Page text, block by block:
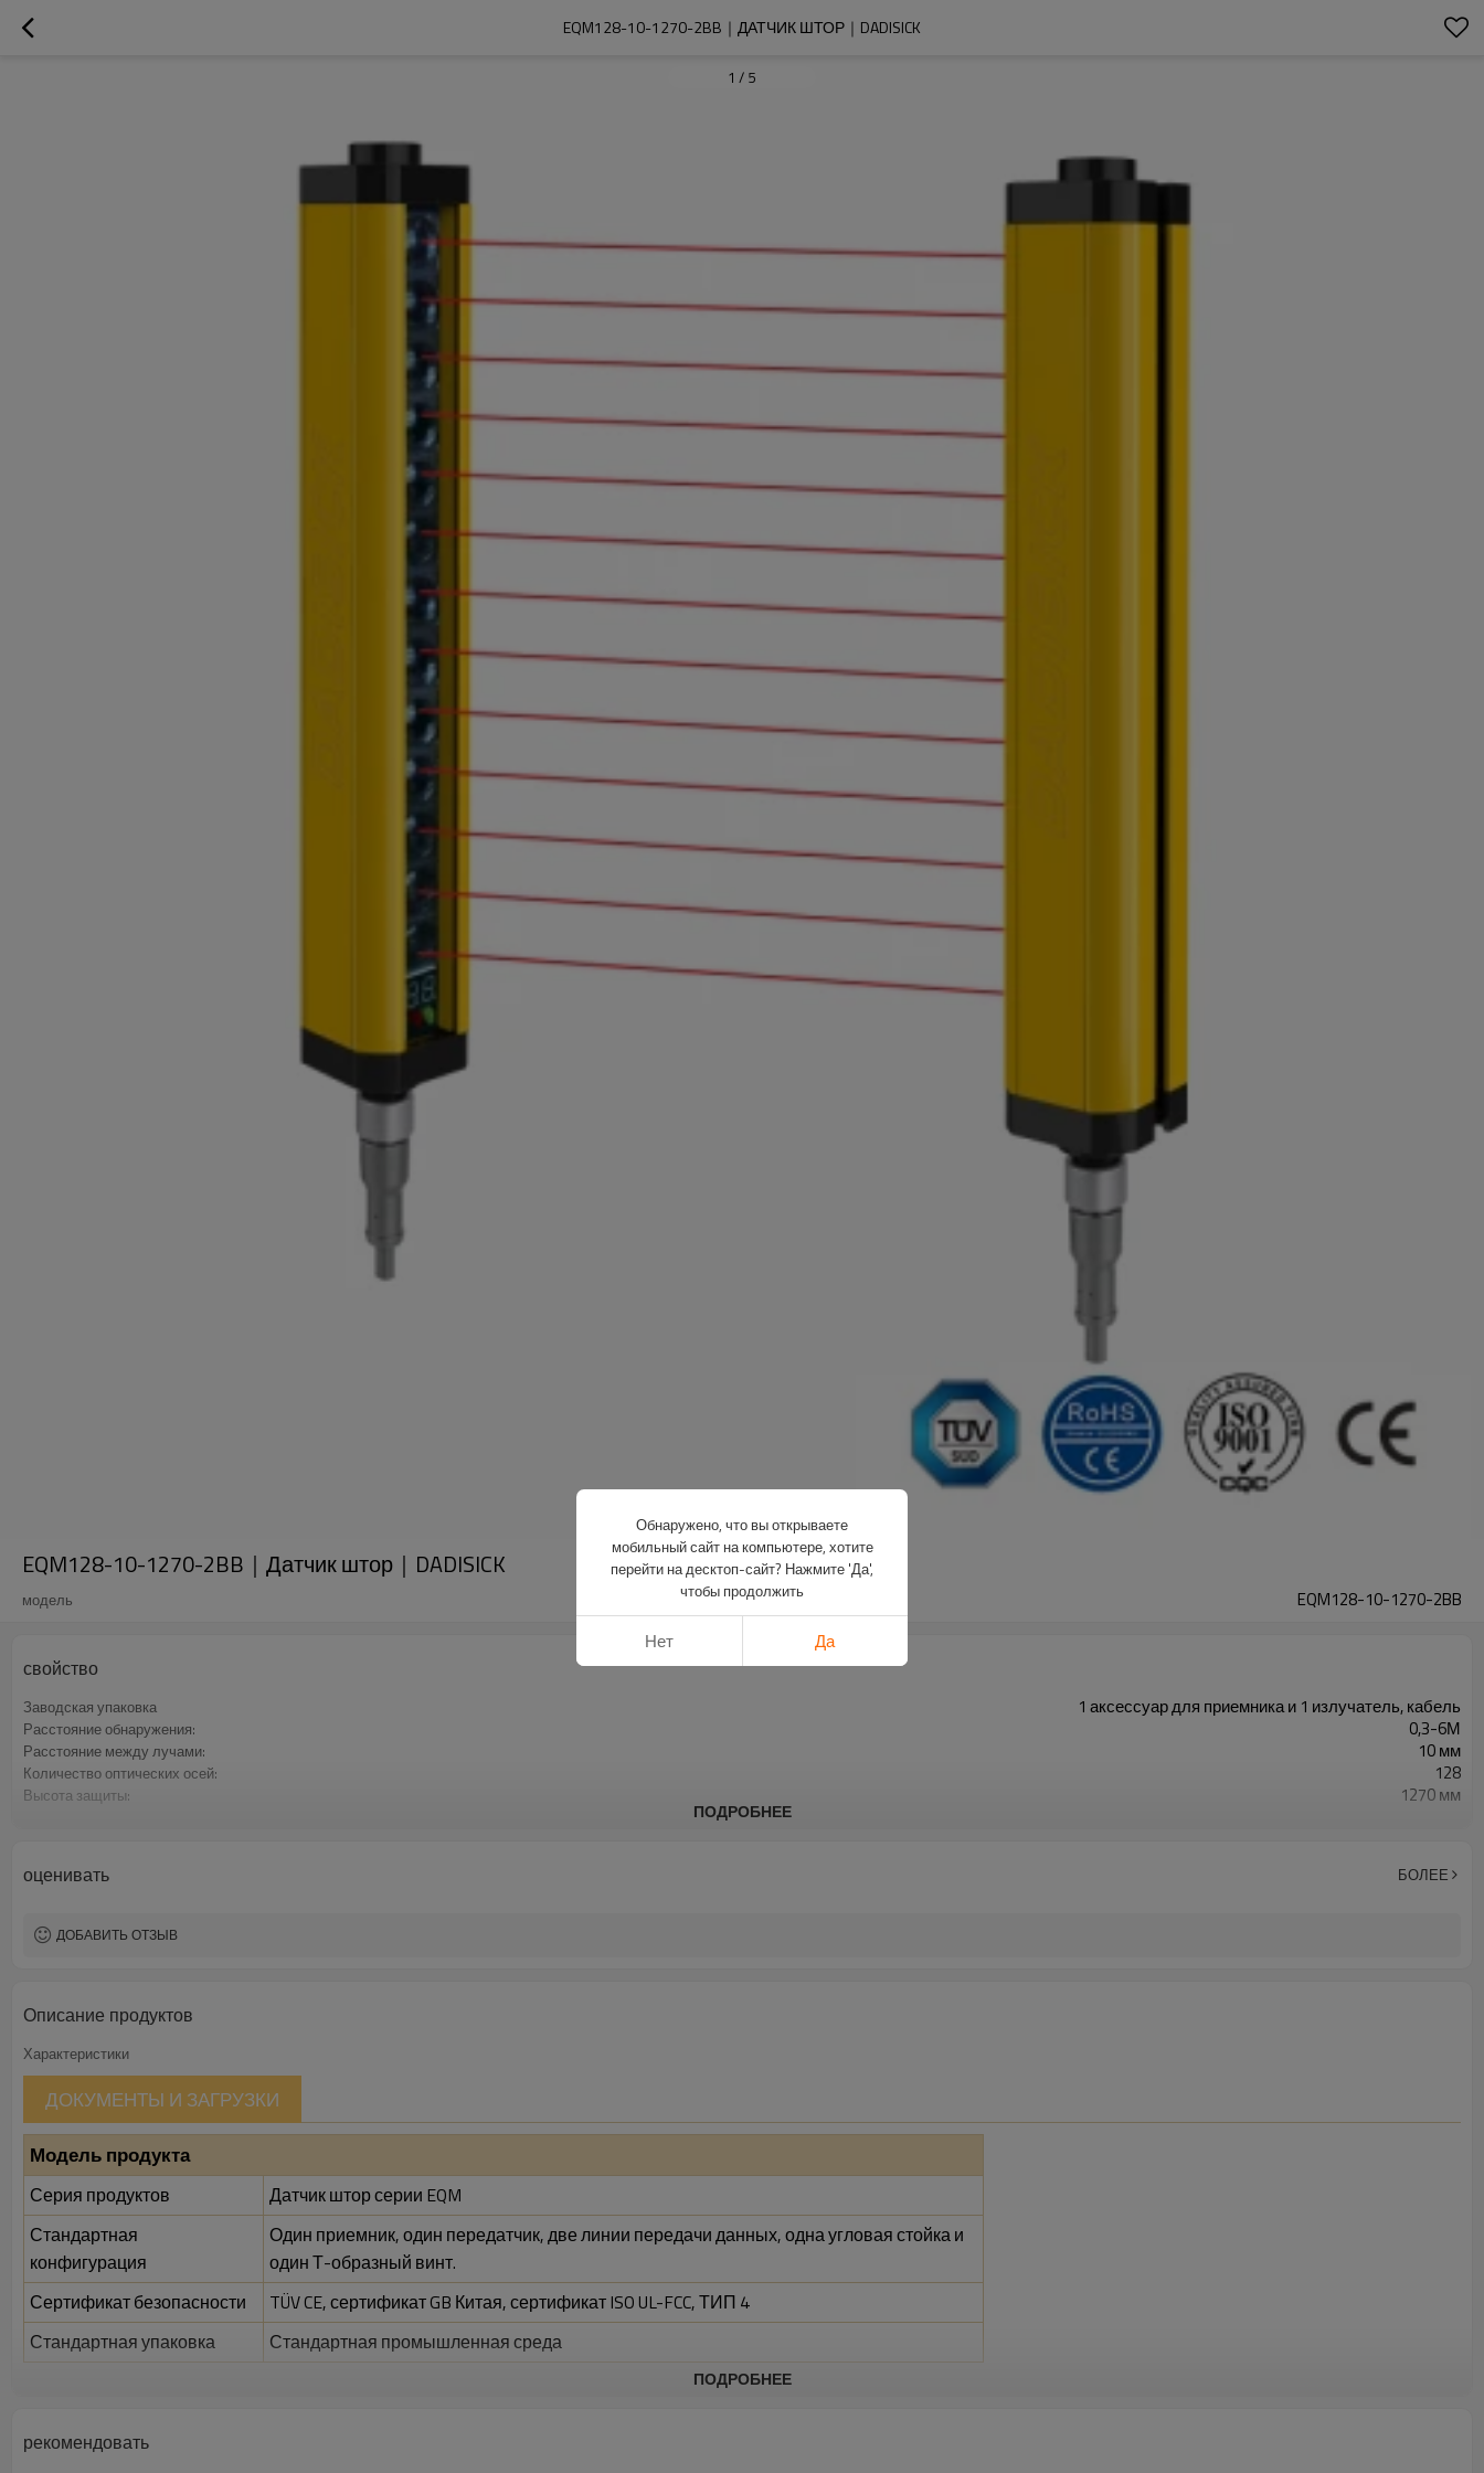
EQM128-10-1270-2BB｜ДАТЧИК ШТОР｜DADISICK
1 / 5
EQM128-10-1270-2BB｜Датчик штор｜DADISICK
модель EQM128-10-1270-2BB
свойство
Заводская упаковка 1 аксессуар для приемника и 1 излучатель, кабель
Расстояние обнаружения: 0,3-6М
Расстояние между лучами: 10 мм
Количество оптических осей: 128
Высота защиты: 1270 мм
ПОДРОБНЕЕ
оценивать БОЛЕЕ
ДОБАВИТЬ ОТЗЫВ
Описание продуктов
Характеристики
ДОКУМЕНТЫ И ЗАГРУЗКИ
Модель продукта
Серия продуктов
Датчик штор серии EQM
Стандартная
конфигурация
Один приемник, один передатчик, две линии передачи данных, одна угловая стойка и
один Т-образный винт.
Сертификат безопасности
TÜV CE, сертификат GB Китая, сертификат ISO UL-FCC, ТИП 4
Стандартная упаковка
Стандартная промышленная среда
Зазор между балками
ПОДРОБНЕЕ
рекомендовать
Обнаружено, что вы открываете
мобильный сайт на компьютере, хотите
перейти на десктоп-сайт? Нажмите 'Да',
чтобы продолжить
Нет Да